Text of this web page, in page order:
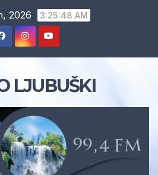
2026 3:25:49 AM
LJUBUŠKI